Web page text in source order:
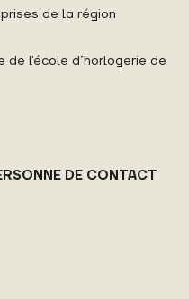
de la région
de l'école d’horlogerie de
DE CONTACT